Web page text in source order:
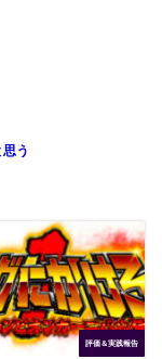
う
評価＆実践報告